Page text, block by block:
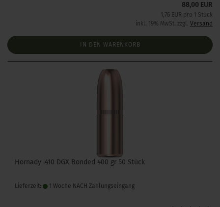
88,00 EUR
1,76 EUR pro 1 Stück
inkl. 19% MwSt. zzgl. Versand
IN DEN WARENKORB
Hornady .410 DGX Bonded 400 gr 50 Stück
Lieferzeit: 1 Woche NACH Zahlungseingang